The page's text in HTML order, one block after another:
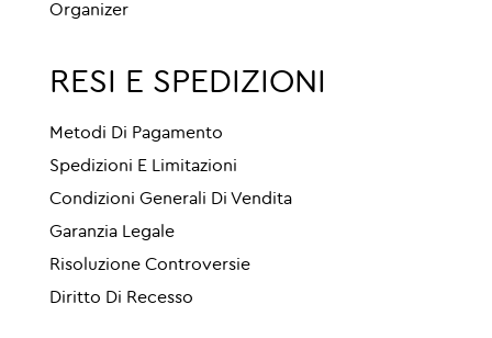
Organizer
RESI E SPEDIZIONI
Metodi Di Pagamento
Spedizioni E Limitazioni
Condizioni Generali Di Vendita
Garanzia Legale
Risoluzione Controversie
Diritto Di Recesso